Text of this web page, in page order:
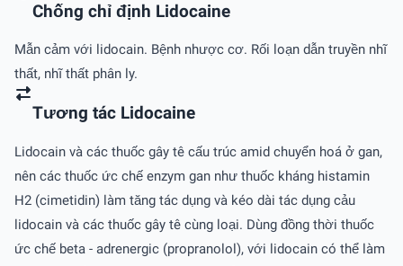
Chống chỉ định Lidocaine
Mẫn cảm với lidocain. Bệnh nhược cơ. Rối loạn dẫn truyền nhĩ
thất, nhĩ thất phân ly.
Tương tác Lidocaine
Lidocain và các thuốc gây tê cấu trúc amid chuyển hoá ở gan,
nên các thuốc ức chế enzym gan như thuốc kháng histamin
H2 (cimetidin) làm tăng tác dụng và kéo dài tác dụng cảu
lidocain và các thuốc gây tê cùng loại. Dùng đồng thời thuốc
ức chế beta - adrenergic (propranolol), với lidocain có thể làm